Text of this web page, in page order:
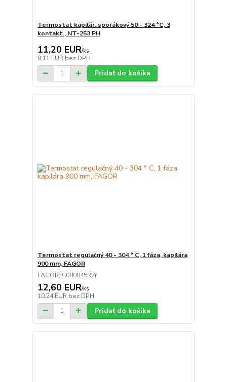
Termostat kapilár. sporákový 50 - 324 °C, 3
kontakt., NT-253 PH
11,20 EUR/ks
9,11 EUR bez DPH
Pridať do košíka
Termostat regulačný 40 - 304 ° C, 1 fáza, kapilára
900 mm, FAGOR
FAGOR: C080045R7r
12,60 EUR/ks
10,24 EUR bez DPH
Pridať do košíka